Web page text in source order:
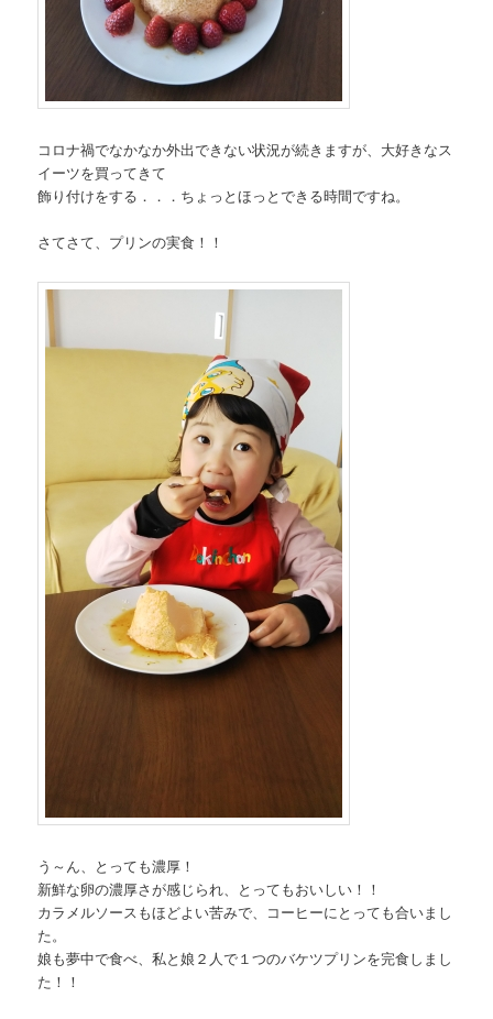
コロナ禍でなかなか外出できない状況が続きますが、大好きなス
イーツを買ってきて
飾り付けをする．．．ちょっとほっとできる時間ですね。
さてさて、プリンの実食！！
う～ん、とっても濃厚！
新鮮な卵の濃厚さが感じられ、とってもおいしい！！
カラメルソースもほどよい苦みで、コーヒーにとっても合いまし
た。
娘も夢中で食べ、私と娘２人で１つのバケツプリンを完食しまし
た！！